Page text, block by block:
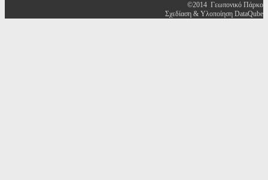
©2014 Γεωπονικό Πάρκο
Σχεδίαση & Υλοποίηση DataQube